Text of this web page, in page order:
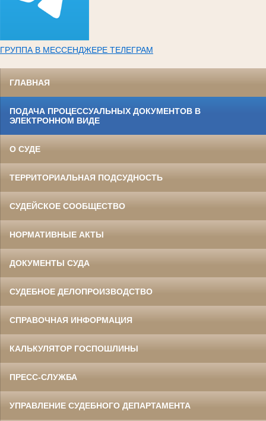
ГРУППА В МЕССЕНДЖЕРЕ ТЕЛЕГРАМ
ГЛАВНАЯ
ПОДАЧА ПРОЦЕССУАЛЬНЫХ ДОКУМЕНТОВ В
ЭЛЕКТРОННОМ ВИДЕ
О СУДЕ
ТЕРРИТОРИАЛЬНАЯ ПОДСУДНОСТЬ
СУДЕЙСКОЕ СООБЩЕСТВО
НОРМАТИВНЫЕ АКТЫ
ДОКУМЕНТЫ СУДА
СУДЕБНОЕ ДЕЛОПРОИЗВОДСТВО
СПРАВОЧНАЯ ИНФОРМАЦИЯ
КАЛЬКУЛЯТОР ГОСПОШЛИНЫ
ПРЕСС-СЛУЖБА
УПРАВЛЕНИЕ СУДЕБНОГО ДЕПАРТАМЕНТА